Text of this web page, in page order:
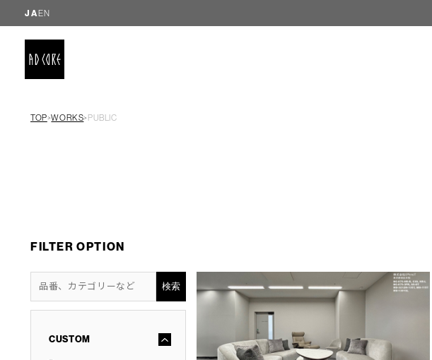
EN
JA
TOP＞WORKS＞ PUBLIC
FILTER OPTION
検索
CUSTOM